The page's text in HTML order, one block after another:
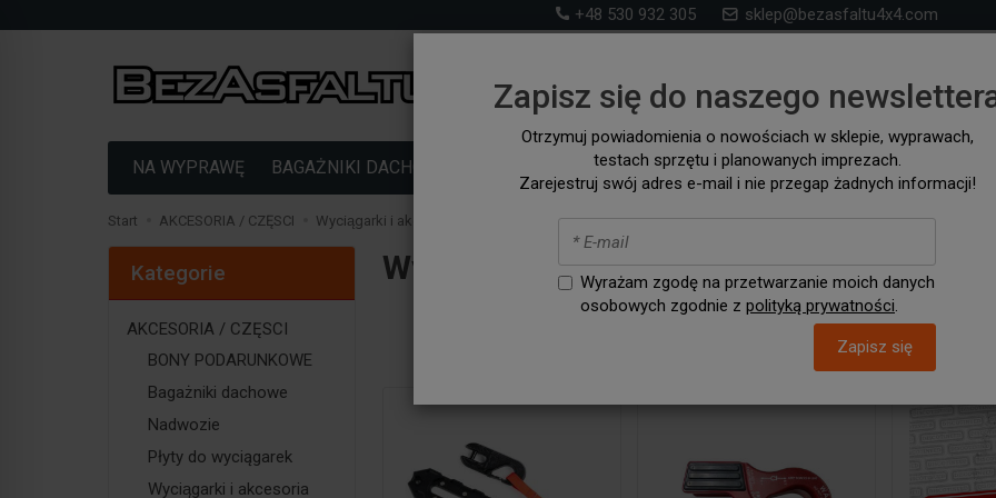
Zapisz się do naszego
Otrzymuj powiadomienia o nowościach w sklepie, wyprawach,
testach sprzętu i planowanych imprezach.
Zarejestruj swój adres e-mail i nie przegap żadnych informacji!
Wyrażam zgodę na przetwarzanie moich danych
osobowych zgodnie z polityką prywatności.
Zapisz się
+48 530 932 305 sklep@bezasfaltu4x4.com
samochodów 4x4 i kampervanów
NA WYPRAWĘ BAGAŻNIKI DACHOWE FRONT RUNNER SZUKAJ WG. SAMOCHODU AKCESORIA /
Start AKCESORIA / CZĘSCI Wyciągarki i akcesoria > Szekle, haki, zblocza
Wyciągarki i akcesoria > Szekle, haki,
Kategorie
AKCESORIA / CZĘSCI
BONY PODARUNKOWE
Bagażniki dachowe
Nadwozie
Płyty do wyciągarek
Wyciągarki i akcesoria